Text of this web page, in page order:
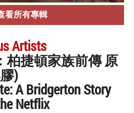
看所有專輯
Artists
柏捷頓家族前傳 原
)
A Bridgerton Story
Netflix